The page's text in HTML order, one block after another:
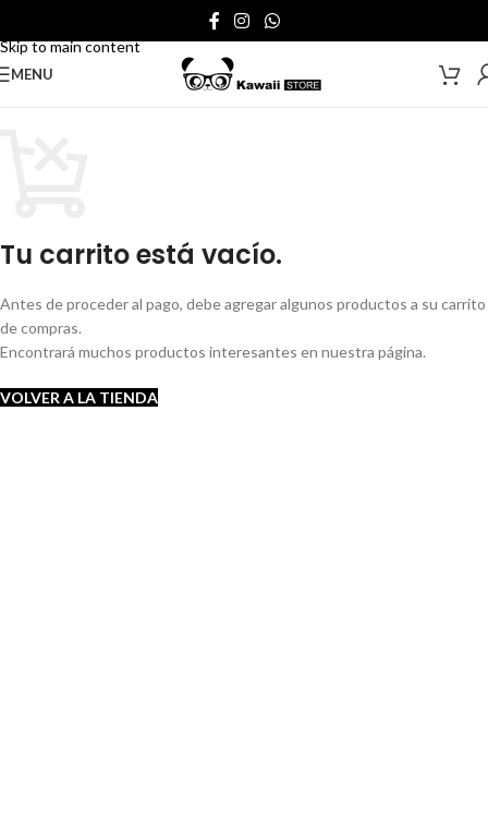
Skip to main content
MENU
Tu carrito está vacío.
Antes de proceder al pago, debe agregar algunos productos a su carrito
de compras.
Encontrará muchos productos interesantes en nuestra página.
VOLVER A LA TIENDA